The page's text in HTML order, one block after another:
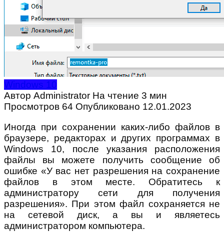
Windows 10
Автор Administrator На чтение 3 мин
Просмотров 64 Опубликовано 12.01.2023
Иногда при сохранении каких-либо файлов в
браузере, редакторах и других программах в
Windows 10, после указания расположения
файлы вы можете получить сообщение об
ошибке «У вас нет разрешения на сохранение
файлов в этом месте. Обратитесь к
администратору сети для получения
разрешения». При этом файл сохраняется не
на сетевой диск, а вы и являетесь
администратором компьютера.